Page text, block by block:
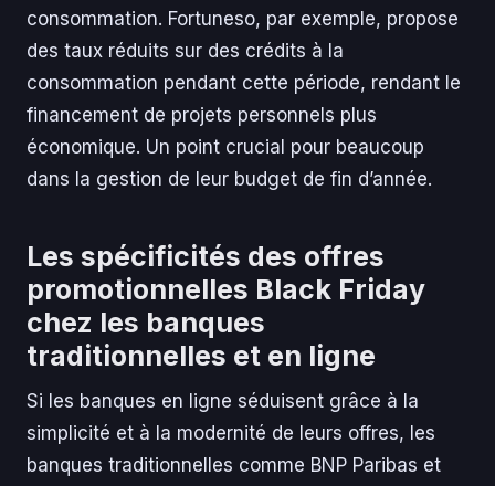
consommation. Fortuneso, par exemple, propose
des taux réduits sur des crédits à la
consommation pendant cette période, rendant le
financement de projets personnels plus
économique. Un point crucial pour beaucoup
dans la gestion de leur budget de fin d’année.
Les spécificités des offres
promotionnelles Black Friday
chez les banques
traditionnelles et en ligne
Si les banques en ligne séduisent grâce à la
simplicité et à la modernité de leurs offres, les
banques traditionnelles comme BNP Paribas et